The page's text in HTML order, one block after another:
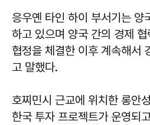
응우옌 타인 하이 부서기는 양
하고 있으며 양국 간의 경제
협정을 체결한 이후 계속해서
고 말했다.
호찌민시 근교에 위치한 롱안
한국 투자 프로젝트가 운영되